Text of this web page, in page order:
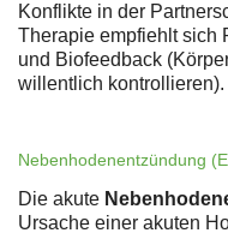
Konflikte in der
Therapie empfiehlt sich
und Biofeedback
willentlich kontrollieren).
Nebenhodenentzündung
Die akute
Ursache einer akuten